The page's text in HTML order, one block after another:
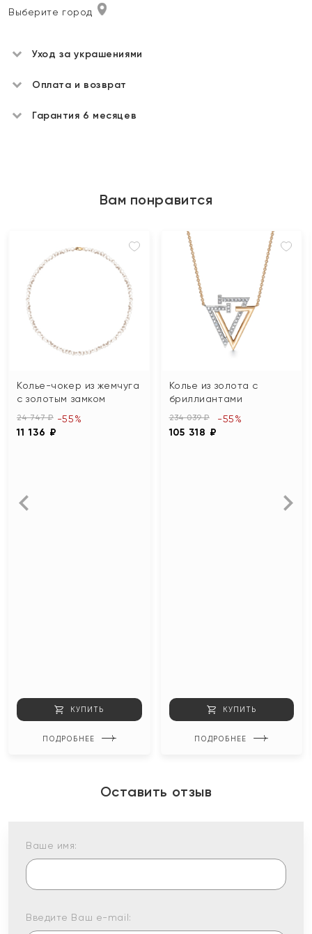
Выберите город
Уход за украшениями
Оплата и возврат
Гарантия 6 месяцев
Вам понравится
Колье-чокер из жемчуга
с золотым замком
24 747 ₽
11 136 ₽
-55%
КУПИТЬ
ПОДРОБНЕЕ
Колье из золота с
бриллиантами
234 039 ₽
105 318 ₽
-55%
КУПИТЬ
ПОДРОБНЕЕ
Оставить отзыв
Ваше имя:
Введите Ваш e-mail: